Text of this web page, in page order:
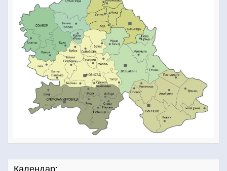
Календар: